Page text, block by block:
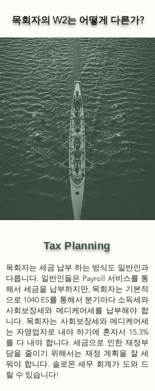
Tax Planning
목회자는 세금 납부 하는 방식도 일반인과
다릅니다. 일반인들은 Payroll 서비스를 통
해서 세금을 납부하지만, 목회자는 기본적
으로 1040 ES를 통해서 분기마다 소득세와
사회보장세와 메디케어세를 납부해야 합
니다. 목회자는 사회보장세와 메디케어세
는 자영업자로 내야 하기에 혼자서 15.3%
를 다 내야 합니다. 세금으로 인한 재정부
담을 줄이기 위해서는 재정 계획을 잘 세
워야 합니다. 솔로몬 세무 회계가 도와 드
릴 수 있습니다!
​목회자의 W2는 어떻게 다른가?